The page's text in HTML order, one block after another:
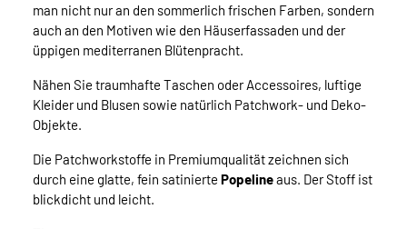
man nicht nur an den sommerlich frischen Farben, sondern
auch an den Motiven wie den Häuserfassaden und der
üppigen mediterranen Blütenpracht.
Nähen Sie traumhafte Taschen oder Accessoires, luftige
Kleider und Blusen sowie natürlich Patchwork- und Deko-
Objekte.
Die Patchworkstoffe in Premiumqualität zeichnen sich
durch eine glatte, fein satinierte Popelineaus. Der Stoff ist
blickdicht und leicht.